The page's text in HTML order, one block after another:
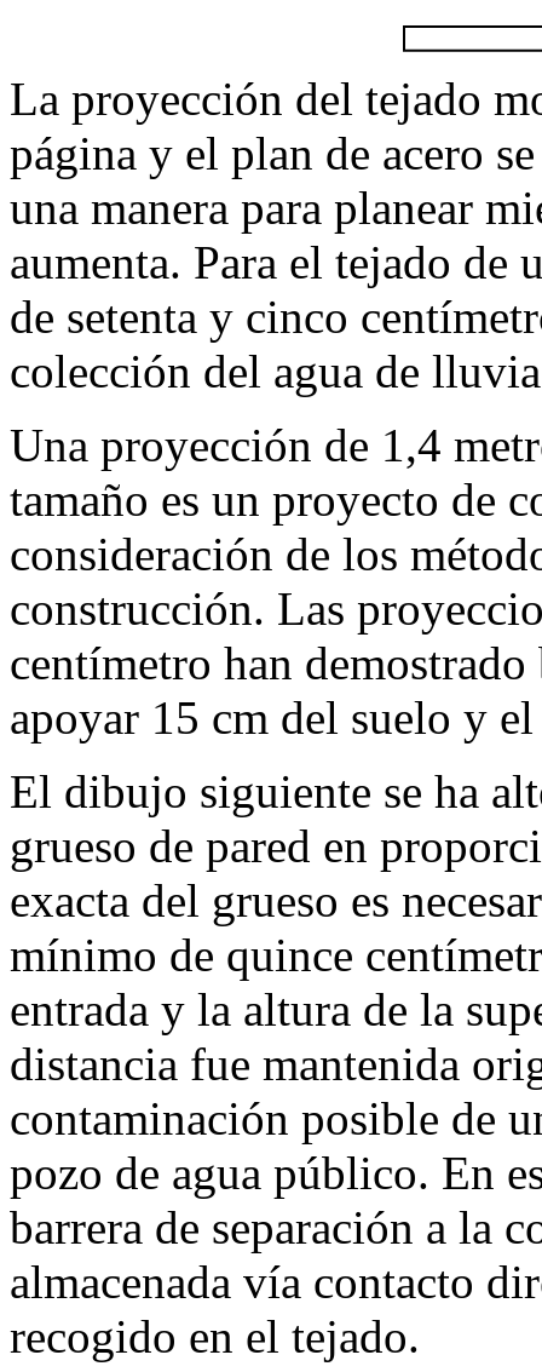
La proyección del tejado
página y el plan de acero
una manera para planear
aumenta. Para el tejado de
de setenta y cinco
colección del agua de
Una proyección de 1,4
tamaño es un proyecto de
consideración de los
construcción. Las
centímetro han
apoyar 15 cm del suelo y
El dibujo siguiente se ha
grueso de pared en
exacta del grueso es
mínimo de quince
entrada y la altura de la
distancia fue mantenida
contaminación posible de
pozo de agua público. En
barrera de separación a la
almacenada vía contacto
recogido en el tejado.